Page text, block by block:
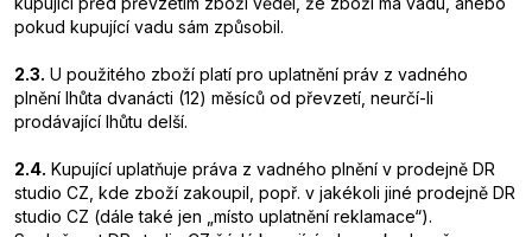
pokud kupující vadu sám způsobil.
2.3. U použitého zboží platí pro uplatnění práv z vadného
plnění lhůta dvanácti (12) měsíců od převzetí, neurčí-li
prodávající lhůtu delší.
2.4. Kupující uplatňuje práva z vadného plnění v prodejně DR
studio CZ, kde zboží zakoupil, popř. v jakékoli jiné prodejně DR
studio CZ (dále také jen „místo uplatnění reklamace“).